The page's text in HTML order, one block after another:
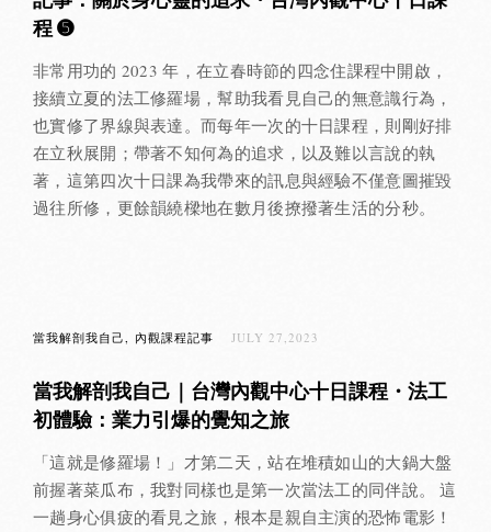
程 ➎
非常用功的 2023 年，在立春時節的四念住課程中開啟，
接續立夏的法工修羅場，幫助我看見自己的無意識行為，
也實修了界線與表達。而每年一次的十日課程，則剛好排
在立秋展開；帶著不知何為的追求，以及難以言說的執
著，這第四次十日課為我帶來的訊息與經驗不僅意圖摧毀
過往所修，更餘韻繞樑地在數月後撩撥著生活的分秒。
當我解剖我自己 內觀課程記事 JULY 27,2023
當我解剖我自己｜台灣內觀中心十日課程・法工
初體驗：業力引爆的覺知之旅
「這就是修羅場！」才第二天，站在堆積如山的大鍋大盤
前握著菜瓜布，我對同樣也是第一次當法工的同伴說。 這
一趟身心俱疲的看見之旅，根本是親自主演的恐怖電影！